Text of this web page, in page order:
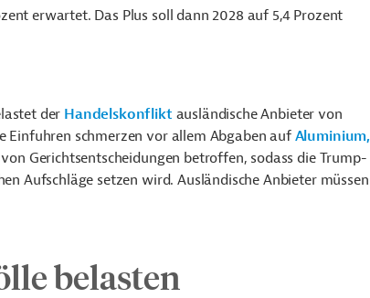
erwartet. Das Plus soll dann 2028 auf 5,4 Prozent
der Handelskonflikt ausländische Anbieter von
Einfuhren schmerzen vor allem Abgaben auf Aluminium,
Gerichtsentscheidungen betroffen, sodass die Trump-
Aufschläge setzen wird. Ausländische Anbieter müssen
belasten